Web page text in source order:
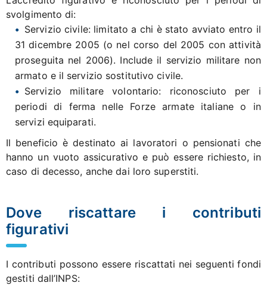
svolgimento di:
Servizio civile: limitato a chi è stato avviato entro il
31 dicembre 2005 (o nel corso del 2005 con attività
proseguita nel 2006). Include il servizio militare non
armato e il servizio sostitutivo civile.
Servizio militare volontario: riconosciuto per i
periodi di ferma nelle Forze armate italiane o in
servizi equiparati.
Il beneficio è destinato ai lavoratori o pensionati che
hanno un vuoto assicurativo e può essere richiesto, in
caso di decesso, anche dai loro superstiti.
Dove riscattare i contributi
figurativi
I contributi possono essere riscattati nei seguenti fondi
gestiti dall’INPS: